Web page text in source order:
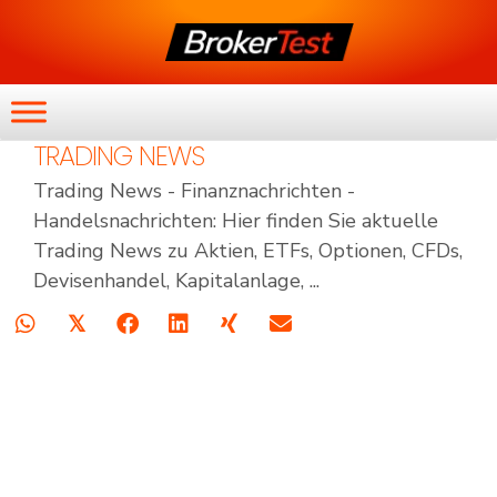
TRADING NEWS
Trading News - Finanznachrichten -
Handelsnachrichten: Hier finden Sie aktuelle
Trading News zu Aktien, ETFs, Optionen, CFDs,
Devisenhandel, Kapitalanlage, ...
𝕏